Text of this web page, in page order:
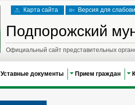
Карта сайта Версия для
Подпорожский
Официальный сайт представительных
Уставные документы Прием граждан